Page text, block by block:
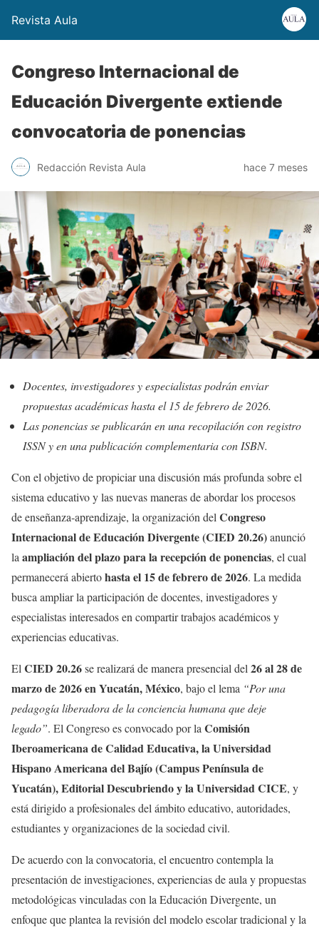
Revista Aula
Congreso Internacional de
Educación Divergente extiende
convocatoria de ponencias
Redacción Revista Aula hace 7 meses
Docentes, investigadores y especialistas podrán enviar
propuestas académicas hasta el 15 de febrero de 2026.
Las ponencias se publicarán en una recopilación con registro
ISSN y en una publicación complementaria con ISBN.
Con el objetivo de propiciar una discusión más profunda sobre el
sistema educativo y las nuevas maneras de abordar los procesos
de enseñanza-aprendizaje, la organización delCongreso
Internacional de Educación Divergente (CIED 20.26)anunció
laampliación del plazo para la recepción de ponencias, el cual
permanecerá abiertohasta el 15 de febrero de 2026. La medida
busca ampliar la participación de docentes, investigadores y
especialistas interesados en compartir trabajos académicos y
experiencias educativas.
ElCIED 20.26se realizará de manera presencial del26 al 28 de
marzo de 2026 en Yucatán, México, bajo el lema “Por una
pedagogía liberadora de la conciencia humana que deje
legado”. El Congreso es convocado por laComisión
Iberoamericana de Calidad Educativa, la Universidad
Hispano Americana del Bajío (Campus Península de
Yucatán), Editorial Descubriendo y la Universidad CICE, y
está dirigido a profesionales del ámbito educativo, autoridades,
estudiantes y organizaciones de la sociedad civil.
De acuerdo con la convocatoria, el encuentro contempla la
presentación de investigaciones, experiencias de aula y propuestas
metodológicas vinculadas con la Educación Divergente, un
enfoque que plantea la revisión del modelo escolar tradicional y la